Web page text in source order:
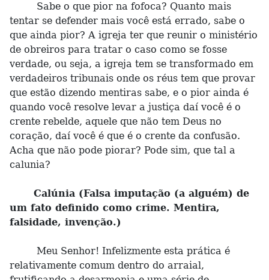
Sabe o que pior na fofoca? Quanto mais
tentar se defender mais você está errado, sabe o
que ainda pior? A igreja ter que reunir o ministério
de obreiros para tratar o caso como se fosse
verdade, ou seja, a igreja tem se transformado em
verdadeiros tribunais onde os réus tem que provar
que estão dizendo mentiras sabe, e o pior ainda é
quando você resolve levar a justiça daí você é o
crente rebelde, aquele que não tem Deus no
coração, daí você é que é o crente da confusão.
Acha que não pode piorar? Pode sim, que tal a
calunia?
Calúnia (Falsa imputação (a alguém) de
um fato definido como crime. Mentira,
falsidade, invenção.)
Meu Senhor! Infelizmente esta prática é
relativamente comum dentro do arraial,